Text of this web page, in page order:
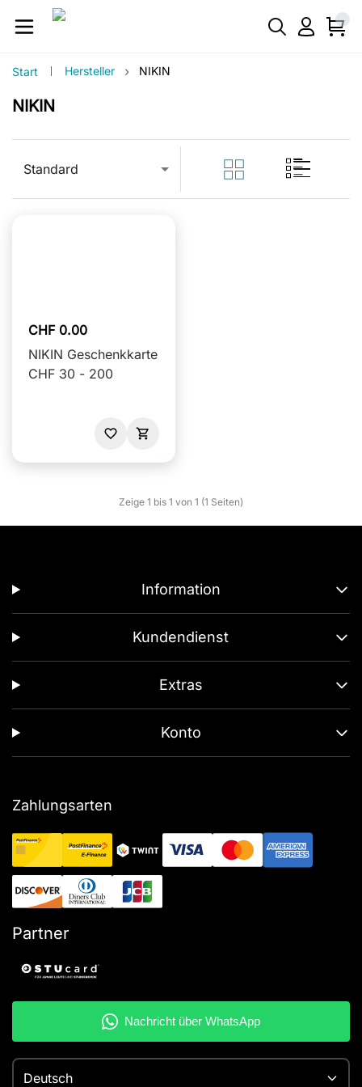
Start Hersteller › NIKIN
NIKIN
Standard
CHF 0.00
NIKIN Geschenkkarte
CHF 30 - 200
Zeige 1 bis 1 von 1 (1 Seiten)
Information
Kundendienst
Extras
Konto
Zahlungsarten
Partner
Deutsch